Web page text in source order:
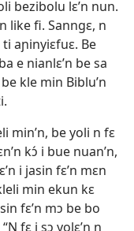
bezibolu lɛ’n nun.
like fi. Sanngɛ, n
ti aɲinyiɛfuɛ. Be
e nianlɛ’n be sa
kle min Biblu’n
min’n, be yoli n fɛ
kɔ́ i bue nuan’n,
i jasin fɛ’n mɛn
min ekun kɛ
fɛ’n mɔ be bo
fɛ i sɔ yolɛ’n n